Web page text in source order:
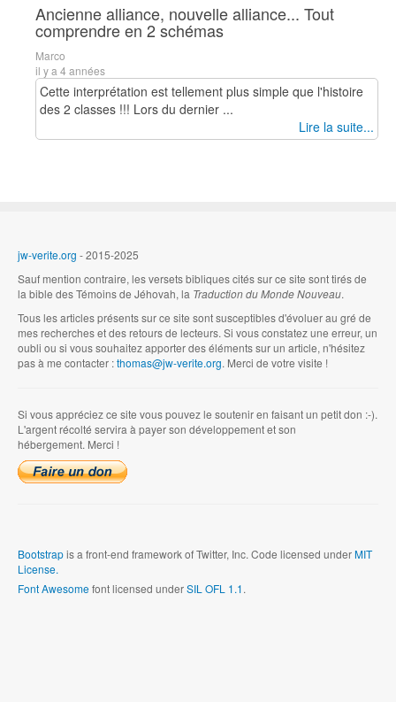
Ancienne alliance, nouvelle alliance... Tout
comprendre en 2 schémas
Marco
il y a 4 années
Cette interprétation est tellement plus simple que l'histoire
des 2 classes !!! Lors du dernier ...
Lire la suite...
jw-verite.org - 2015-2025
Sauf mention contraire, les versets bibliques cités sur ce site sont tirés de
la bible des Témoins de Jéhovah, la Traduction du Monde Nouveau.
Tous les articles présents sur ce site sont susceptibles d'évoluer au gré de
mes recherches et des retours de lecteurs. Si vous constatez une erreur, un
oubli ou si vous souhaitez apporter des éléments sur un article, n'hésitez
pas à me contacter :thomas@jw-verite.org. Merci de votre visite !
Si vous appréciez ce site vous pouvez le soutenir en faisant un petit don :-).
L'argent récolté servira à payer son développement et son
hébergement. Merci !
Bootstrapis a front-end framework of Twitter, Inc. Code licensed underMIT
License.
Font Awesomefont licensed underSIL OFL 1.1.